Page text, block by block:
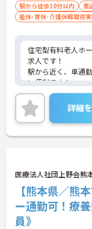
駅から徒歩10分以内 車
産休･育休･介護休暇取得
住宅型有料老人ホ
求人です！
駅から近く、車通
に便利です！
残業が少なくお仕
ご興味ある方には
細をお話致します
詳細
医療法人社団上野会熊
【熊本県／熊
ー通勤可！療
員》